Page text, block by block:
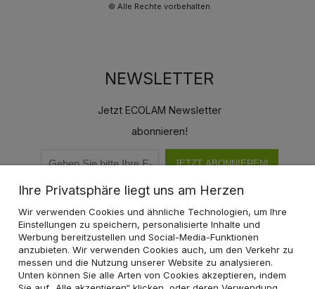
© Alle Rechte vorbehalten
NEWSLETTER
Jetzt ECOLAM Newsletter
abonnieren!
JETZT ABONNIEREN!
KATEGORIEN
EINKAUFEN
Ihre Privatsphäre liegt uns am Herzen
Wir verwenden Cookies und ähnliche Technologien, um Ihre
Einstellungen zu speichern, personalisierte Inhalte und
Werbung bereitzustellen und Social-Media-Funktionen
anzubieten. Wir verwenden Cookies auch, um den Verkehr zu
messen und die Nutzung unserer Website zu analysieren.
Unten können Sie alle Arten von Cookies akzeptieren, indem